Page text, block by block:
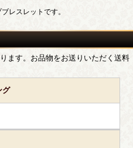
レスレットです。
ます。お品物をお送りいただく送料
グ